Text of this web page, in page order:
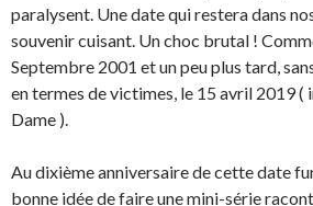
paralysent. Une date qui restera dans
souvenir cuisant. Un choc brutal !
Septembre 2001 et un peu plus tard,
en termes de victimes, le 15 avril 2019 (
Dame ).
Au dixième anniversaire de cette date
bonne idée de faire une mini-série